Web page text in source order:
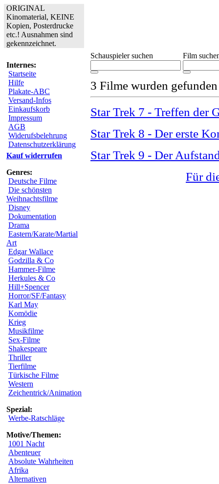
ORIGINAL
Kinomaterial, KEINE
Kopien, Posterdrucke
etc.! Ausnahmen sind
gekennzeichnet.
Internes:
Startseite
Hilfe
Plakate-ABC
Versand-Infos
Einkaufskorb
Impressum
AGB
Widerufsbelehrung
Datenschutzerklärung
Kauf widerrufen
Genres:
Deutsche Filme
Die schönsten
Weihnachtsfilme
Disney
Dokumentation
Drama
Eastern/Karate/Martial
Art
Edgar Wallace
Godzilla & Co
Hammer-Filme
Herkules & Co
Hill+Spencer
Horror/SF/Fantasy
Karl May
Komödie
Krieg
Musikfilme
Sex-Filme
Shakespeare
Thriller
Tierfilme
Türkische Filme
Western
Zeichentrick/Animation
Spezial:
Werbe-Ratschläge
Motive/Themen:
1001 Nacht
Abenteuer
Absolute Wahrheiten
Afrika
Alternativen
Schauspieler suchen Film
3 Filme wurden
Star Trek 7 - Treffen der
Star Trek 8 - Der erste
Star Trek 9 - Der
Für